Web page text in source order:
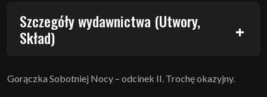
Szczegóły wydawnictwa (Utwory,
Skład)
Gorączka Sobotniej Nocy – odcinek II. Trochę okazyjny.